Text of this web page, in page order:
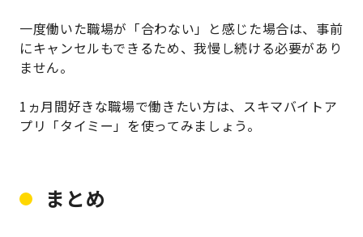
一度働いた職場が「合わない」と感じた場合は、事前
にキャンセルもできるため、我慢し続ける必要があり
ません。
1ヵ月間好きな職場で働きたい方は、スキマバイトア
プリ「タイミー」を使ってみましょう。
まとめ